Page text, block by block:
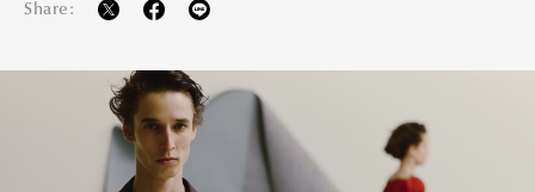
Share: